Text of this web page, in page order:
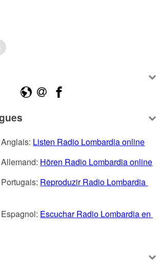
Listen Radio Lombardia online
Hören Radio Lombardia online
Reproduzir Radio Lombardia
Escuchar Radio Lombardia en